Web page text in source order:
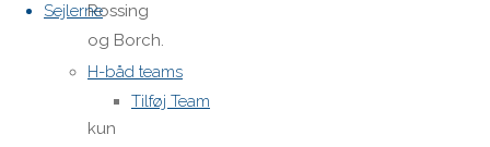
Sejlerne
H-båd teams
Tilføj Team
Rossing
og Borch.
Stævne
havde
kun